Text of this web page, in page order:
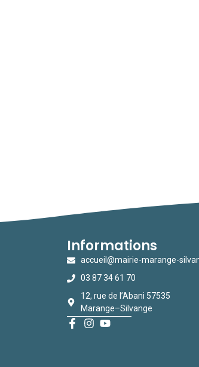
Informations
accueil@mairie-marange-
03 87 34 61 70
12, rue de l’Abani 57535
Marange–Silvange